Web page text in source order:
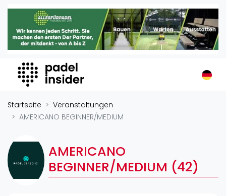
Padel Insider
Home
Organisationen
Buchungssysteme
Padel-Shops
Padel-Marken
Verschiedenes
Veranstaltungen
Startseite
Veranstaltungen
AMERICANO BEGINNER/MEDIUM
AMERICANO
BEGINNER/MEDIUM (42)